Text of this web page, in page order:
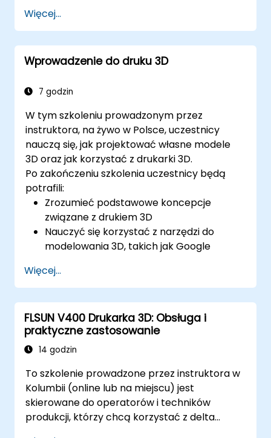
projekty do procesu druku 3D.
Współpracować i udostępniać swoje
projekty, korzystając z możliwości chmury
Fusion 360.
Więcej...
Wprowadzenie do druku 3D
7 godzin
W tym szkoleniu prowadzonym przez
instruktora, na żywo w Polsce, uczestnicy
nauczą się, jak projektować własne modele
3D oraz jak korzystać z drukarki 3D.
Po zakończeniu szkolenia uczestnicy będą
potrafili:
Zrozumieć podstawowe koncepcje
związane z drukiem 3D
Nauczyć się korzystać z narzędzi do
modelowania 3D, takich jak Google
Zaprojektować własny model 3D
Nauczyć się obsługiwać i kalibrować
drukarkę 3D
Wydrukować swój model 3D za pomocą
drukarki 3D
Więcej...
FLSUN V400 Drukarka 3D: Obsługa i
praktyczne zastosowanie
14 godzin
To szkolenie prowadzone przez instruktora w
Kolumbii (online lub na miejscu) jest
skierowane do operatorów i techników
produkcji, którzy chcą korzystać z delta